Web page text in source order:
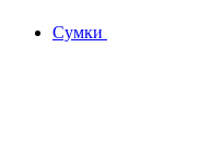
Сумки